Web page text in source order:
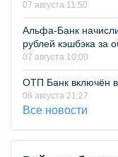
07 августа 11:50
Альфа-Банк
рублей кэшбэка за
07 августа 10:00
ОТП Банк включён
06 августа 21:27
Все новости